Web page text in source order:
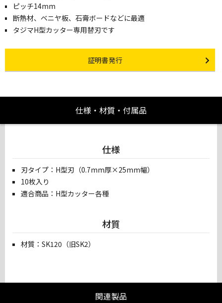
ピッチ14mm
断熱材、ベニヤ板、石膏ボードなどに最適
タジマH型カッター専用替刃です
Certificate Issuance
証明書発行
仕様・材質・付属品
仕様
刃タイプ：H型刃（0.7mm厚×25mm幅）
10枚入り
適合商品：H型カッター各種
材質
材質：SK120（旧SK2）
関連製品